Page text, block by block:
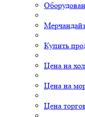
Купить
Цена на
Цена на
Цена